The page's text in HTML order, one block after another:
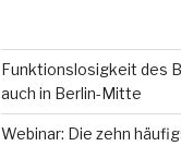
Funktionslosigkeit des
auch in Berlin-Mitte
Webinar: Die zehn